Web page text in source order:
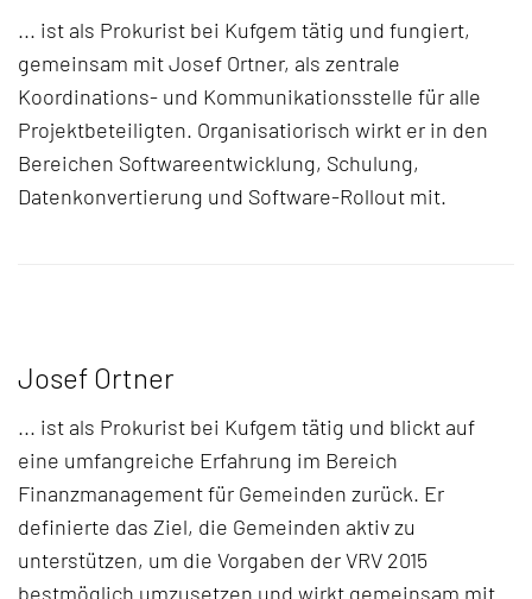
... ist als Prokurist bei Kufgem tätig und fungiert,
gemeinsam mit Josef Ortner, als zentrale
Koordinations- und Kommunikationsstelle für alle
Projektbeteiligten. Organisatiorisch wirkt er in den
Bereichen Softwareentwicklung, Schulung,
Datenkonvertierung und Software-Rollout mit.
Josef Ortner
... ist als Prokurist bei Kufgem tätig und blickt auf
eine umfangreiche Erfahrung im Bereich
Finanzmanagement für Gemeinden zurück. Er
definierte das Ziel, die Gemeinden aktiv zu
unterstützen, um die Vorgaben der VRV 2015
bestmöglich umzusetzen und wirkt gemeinsam mit